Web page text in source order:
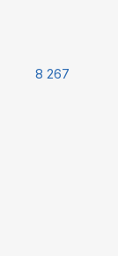
8 267